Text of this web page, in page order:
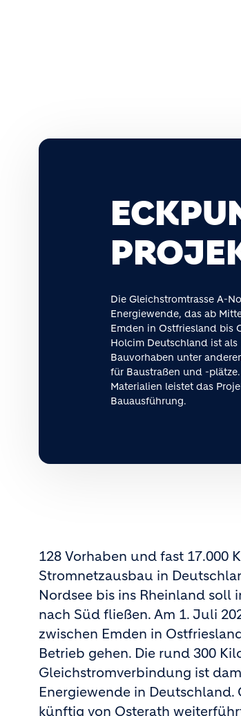
Die Gleichstromtrasse A-
Energiewende, das ab
Emden in Ostfriesland bis
Holcim Deutschland ist
Bauvorhaben unter
für Baustraßen und -
Materialien leistet das
Bauausführung.
128 Vorhaben und fast 17.000
Stromnetzausbau in
Nordsee bis ins Rheinland
nach Süd fließen. Am 1. Juli
zwischen Emden in
Betrieb gehen. Die rund 300
Gleichstromverbindung ist
Energiewende in
künftig von Osterath